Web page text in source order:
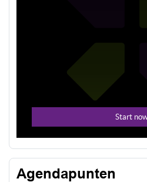
Agendapunten